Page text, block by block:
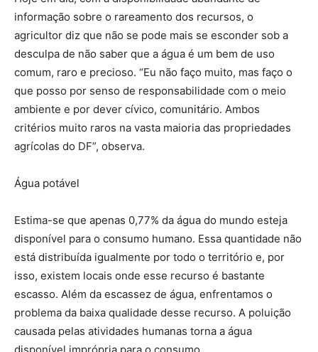
informação sobre o rareamento dos recursos, o
agricultor diz que não se pode mais se esconder sob a
desculpa de não saber que a água é um bem de uso
comum, raro e precioso. “Eu não faço muito, mas faço o
que posso por senso de responsabilidade com o meio
ambiente e por dever cívico, comunitário. Ambos
critérios muito raros na vasta maioria das propriedades
agrícolas do DF”, observa.
Água potável
Estima-se que apenas 0,77% da água do mundo esteja
disponível para o consumo humano. Essa quantidade não
está distribuída igualmente por todo o território e, por
isso, existem locais onde esse recurso é bastante
escasso. Além da escassez de água, enfrentamos o
problema da baixa qualidade desse recurso. A poluição
causada pelas atividades humanas torna a água
disponível imprópria para o consumo.